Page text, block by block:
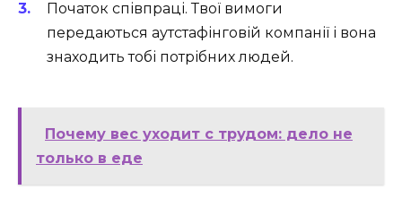
Початок співпраці. Твої вимоги
передаються аутстафінговій компанії і вона
знаходить тобі потрібних людей.
Почему вес уходит с трудом: дело не
только в еде